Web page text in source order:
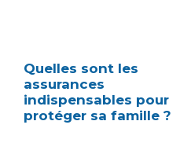
Quelles sont les
assurances
indispensables pour
protéger sa famille ?